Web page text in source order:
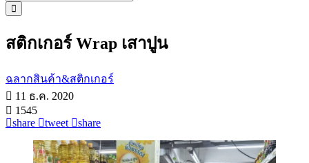
สติกเกอร์ Wrap เสาปูน
ฉลากสินค้า&สติกเกอร์
11 ธ.ค. 2020
1545
share
tweet share